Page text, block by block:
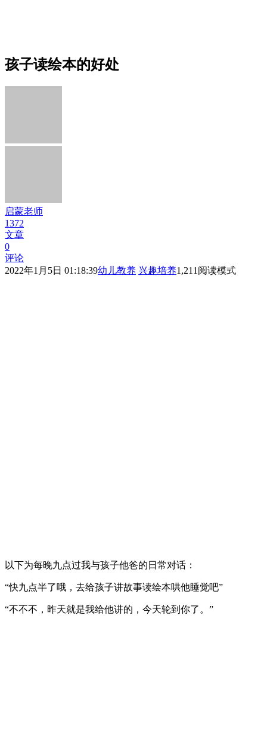
孩子读绘本的好处
启蒙老师
1372
文章
0
评论
2022年1月5日 01:18:39幼儿教养 兴趣培养1,211 阅读模式
以下为每晚九点过我与孩子他爸的日常对话：
“快九点半了哦，去给孩子讲故事读绘本哄他睡觉吧”
“不不不，昨天就是我给他讲的，今天轮到你了。”